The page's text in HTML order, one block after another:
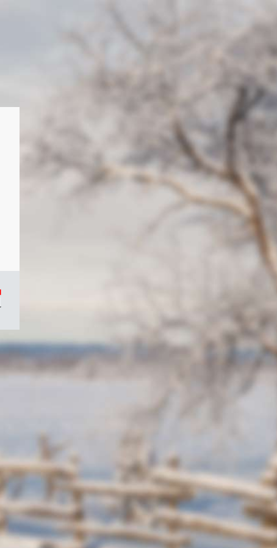
/
du
gouvernement
du